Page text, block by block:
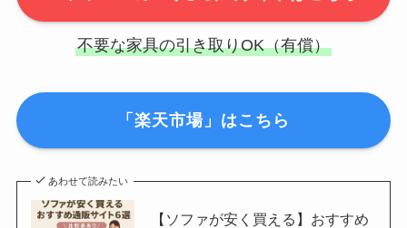
不要な家具の引き取りOK（有償）
「楽天市場」はこちら
あわせて読みたい
【ソファが安く買える】おすすめ